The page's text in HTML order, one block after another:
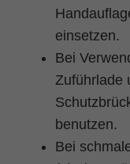
einsetzen.
Bei
Zuführlade
benutzen.
Bei